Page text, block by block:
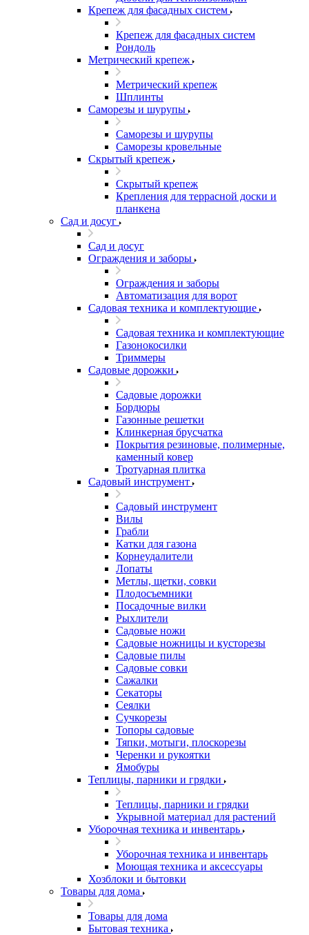
Крепеж для фасадных систем
Крепеж для фасадных систем
Рондоль
Метрический крепеж
Метрический крепеж
Шплинты
Саморезы и шурупы
Саморезы и шурупы
Саморезы кровельные
Скрытый крепеж
Скрытый крепеж
Крепления для террасной доски и
планкена
Сад и досуг
Сад и досуг
Ограждения и заборы
Ограждения и заборы
Автоматизация для ворот
Садовая техника и комплектующие
Садовая техника и комплектующие
Газонокосилки
Триммеры
Садовые дорожки
Садовые дорожки
Бордюры
Газонные решетки
Клинкерная брусчатка
Покрытия резиновые, полимерные,
каменный ковер
Тротуарная плитка
Садовый инструмент
Садовый инструмент
Вилы
Грабли
Катки для газона
Корнеудалители
Лопаты
Метлы, щетки, совки
Плодосъемники
Посадочные вилки
Рыхлители
Садовые ножи
Садовые ножницы и кусторезы
Садовые пилы
Садовые совки
Сажалки
Секаторы
Сеялки
Сучкорезы
Топоры садовые
Тяпки, мотыги, плоскорезы
Черенки и рукоятки
Ямобуры
Теплицы, парники и грядки
Теплицы, парники и грядки
Укрывной материал для растений
Уборочная техника и инвентарь
Уборочная техника и инвентарь
Моющая техника и аксессуары
Хозблоки и бытовки
Товары для дома
Товары для дома
Бытовая техника